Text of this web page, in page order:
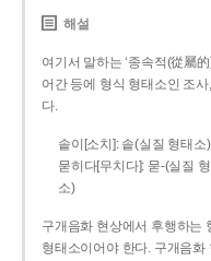
해설
여기서 말하는 ‘종속적(從屬
어간 등에 형식 형태소인 조
다.
솥이[소치]: 솥(실질 형태
묻히다[무치다]: 묻­-(실질
소)
구개음화 현상에서 후행하는
형태소이어야 한다. 구개음